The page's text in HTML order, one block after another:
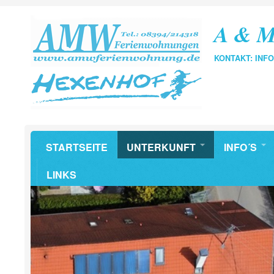
A &
KONTAKT:
STARTSEITE UNTERKUNFT
INFO´S
LINKS